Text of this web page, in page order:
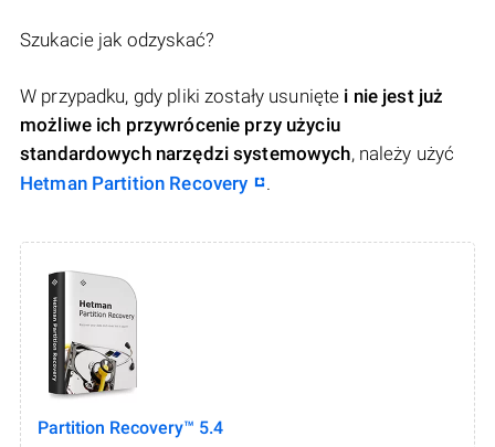
Szukacie jak odzyskać?
W przypadku, gdy pliki zostały usunięte i nie jest już
możliwe ich przywrócenie przy użyciu
standardowych narzędzi systemowych, należy użyć
Hetman Partition Recovery
.
Partition Recovery™ 5.4